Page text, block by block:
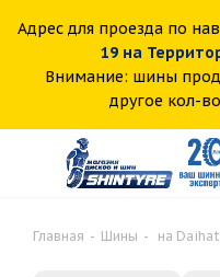
Адрес для проезда по
19 на
Внимание: шины
другое кол-
Главная - Шины - на